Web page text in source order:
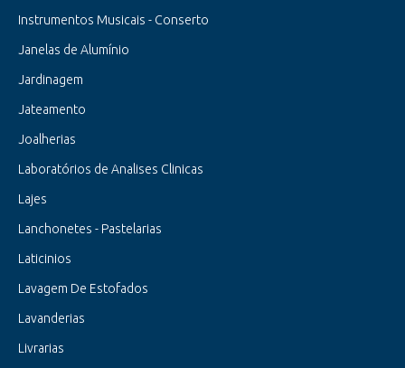
Instrumentos Musicais - Conserto
Janelas de Alumínio
Jardinagem
Jateamento
Joalherias
Laboratórios de Analises Clinicas
Lajes
Lanchonetes - Pastelarias
Laticinios
Lavagem De Estofados
Lavanderias
Livrarias